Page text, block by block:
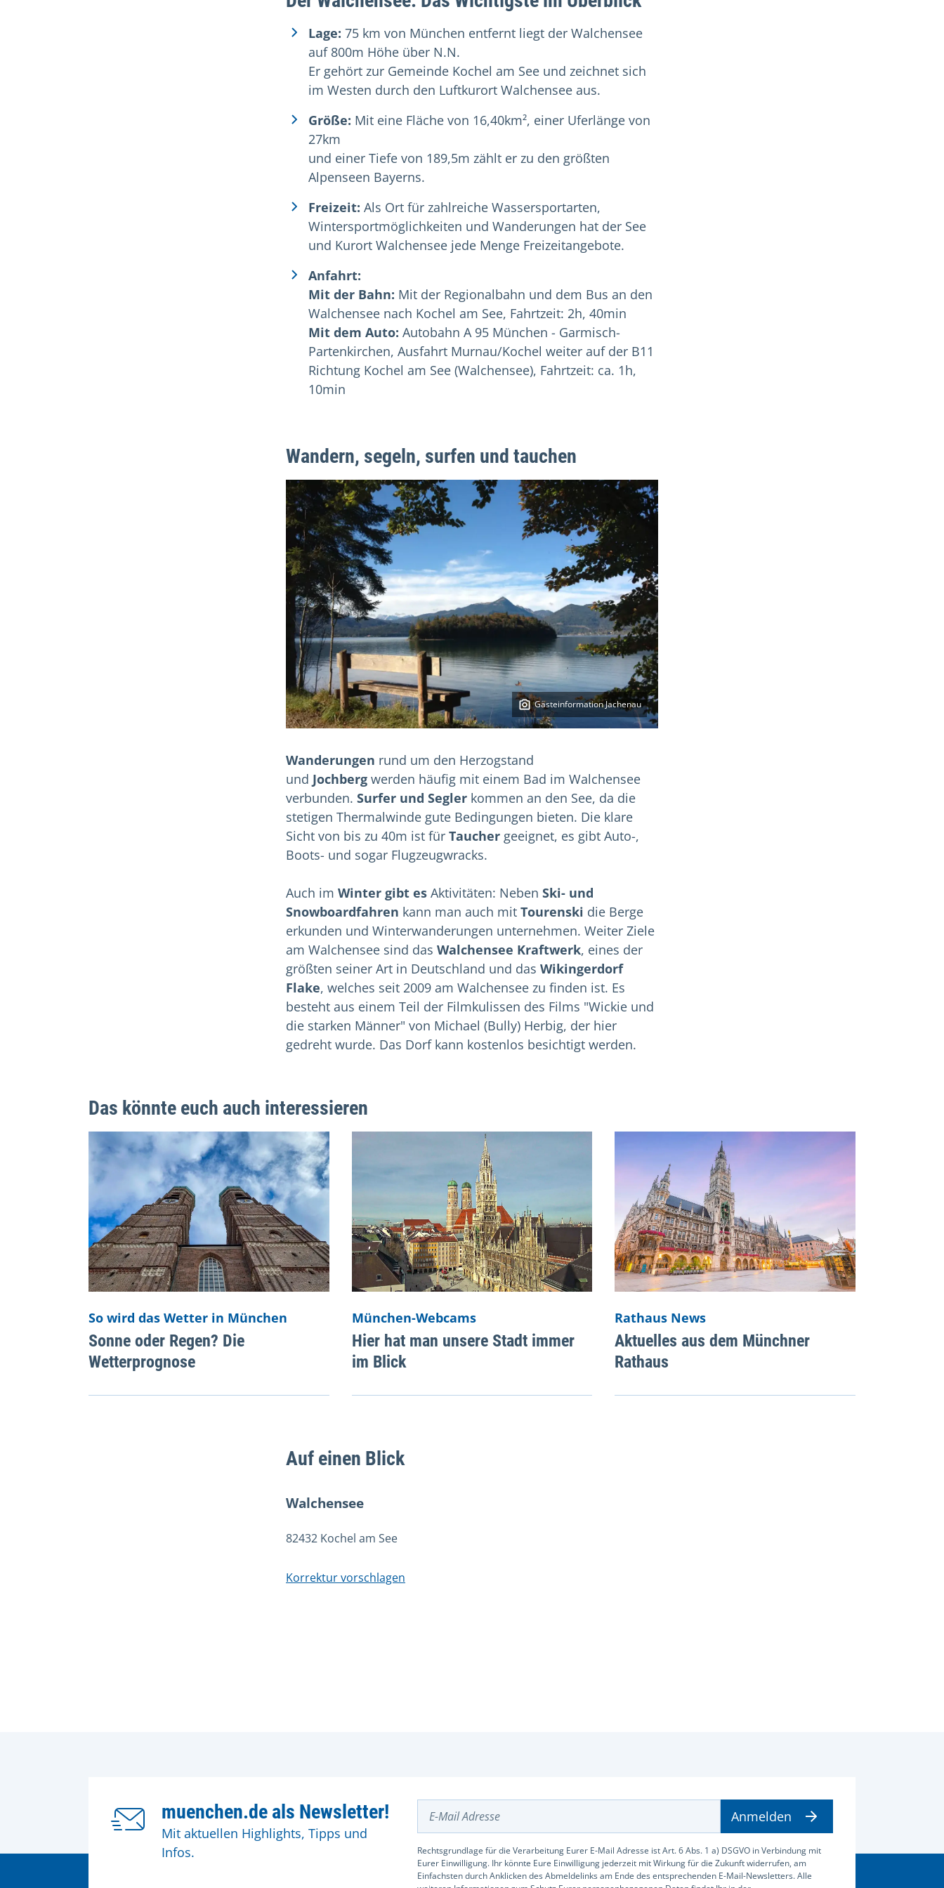
Lage: 75 km von München entfernt liegt der Walchensee
auf 800m Höhe über N.N.
Er gehört zur Gemeinde Kochel am See und zeichnet sich
im Westen durch den Luftkurort Walchensee aus.
Größe: Mit eine Fläche von 16,40km², einer Uferlänge von
27km
und einer Tiefe von 189,5m zählt er zu den größten
Alpenseen Bayerns.
Freizeit: Als Ort für zahlreiche Wassersportarten,
Wintersportmöglichkeiten und Wanderungen hat der See
und Kurort Walchensee jede Menge Freizeitangebote.
Anfahrt:
Mit der Bahn: Mit der Regionalbahn und dem Bus an den
Walchensee nach Kochel am See, Fahrtzeit: 2h, 40min
Mit dem Auto: Autobahn A 95 München - Garmisch-
Partenkirchen, Ausfahrt Murnau/Kochel weiter auf der B11
Richtung Kochel am See (Walchensee), Fahrtzeit: ca. 1h,
10min
Wandern, segeln, surfen und tauchen
Gästeinformation Jachenau
Wanderungen rund um den Herzogstand
und Jochberg werden häufig mit einem Bad im Walchensee
verbunden. Surfer und Segler kommen an den See, da die
stetigen Thermalwinde gute Bedingungen bieten. Die klare
Sicht von bis zu 40m ist für Taucher geeignet, es gibt Auto-,
Boots- und sogar Flugzeugwracks.
Auch im Winter gibt es Aktivitäten: Neben Ski- und
Snowboardfahren kann man auch mit Tourenski die Berge
erkunden und Winterwanderungen unternehmen. Weiter Ziele
am Walchensee sind das Walchensee Kraftwerk, eines der
größten seiner Art in Deutschland und das Wikingerdorf
Flake, welches seit 2009 am Walchensee zu finden ist. Es
besteht aus einem Teil der Filmkulissen des Films "Wickie und
die starken Männer" von Michael (Bully) Herbig, der hier
gedreht wurde. Das Dorf kann kostenlos besichtigt werden.
Das könnte euch auch interessieren
So wird das Wetter in München
Sonne oder Regen? Die
Wetterprognose
München-Webcams
Hier hat man unsere Stadt immer
im Blick
Rathaus News
Aktuelles aus dem Münchner
Rathaus
Auf einen Blick
Walchensee
82432 Kochel am See
Korrektur vorschlagen
muenchen.de als Newsletter!
Mit aktuellen Highlights, Tipps und
Infos.
Rechtsgrundlage für die Verarbeitung Eurer E-Mail Adresse ist Art. 6 Abs. 1 a) DSGVO in Verbindung mit
Eurer Einwilligung. Ihr könnte Eure Einwilligung jederzeit mit Wirkung für die Zukunft widerrufen, am
Einfachsten durch Anklicken des Abmeldelinks am Ende des entsprechenden E-Mail-Newsletters. Alle
Anmelden